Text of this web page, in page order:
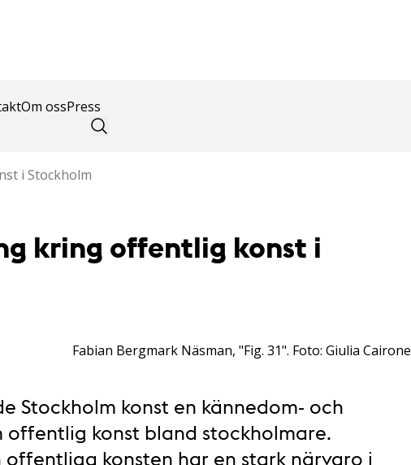
Om ossPress
i Stockholm
kring offentlig konst i
Fabian Bergmark Näsman, "Fig. 31". Foto: Giulia Cairone
Stockholm konst en kännedom- och
konst bland stockholmare.
offentliga konsten har en stark närvaro i